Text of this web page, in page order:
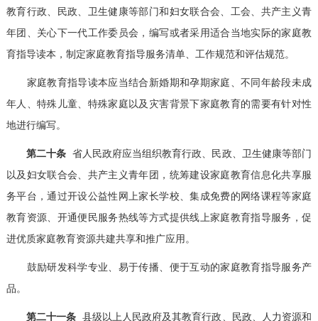
教育行政、民政、卫生健康等部门和妇女联合会、工会、共产主义青
年团、关心下一代工作委员会，编写或者采用适合当地实际的家庭教
育指导读本，制定家庭教育指导服务清单、工作规范和评估规范。
家庭教育指导读本应当结合新婚期和孕期家庭、不同年龄段未成
年人、特殊儿童、特殊家庭以及灾害背景下家庭教育的需要有针对性
地进行编写。
第二十条 省人民政府应当组织教育行政、民政、卫生健康等部门
以及妇女联合会、共产主义青年团，统筹建设家庭教育信息化共享服
务平台，通过开设公益性网上家长学校、集成免费的网络课程等家庭
教育资源、开通便民服务热线等方式提供线上家庭教育指导服务，促
进优质家庭教育资源共建共享和推广应用。
鼓励研发科学专业、易于传播、便于互动的家庭教育指导服务产
品。
第二十一条 县级以上人民政府及其教育行政、民政、人力资源和